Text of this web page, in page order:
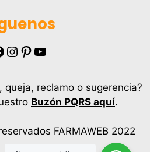
Instagram Pinterest YouTube
queja, reclamo o sugerencia?
Buzón PQRS aquí.
FARMAWEB 2022